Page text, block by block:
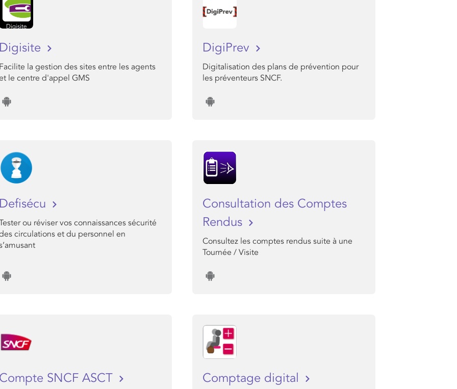
la gestion des sites entre les agents
le centre d'appel GMS
DigiPrev
Digitalisation des plans de prévention pour
les préventeurs SNCF.
ou réviser vos connaissances sécurité
circulations et du personnel en
Consultation des Comptes
Rendus
Consultez les comptes rendus suite à une
Tournée / Visite
SNCF ASCT Comptage digital